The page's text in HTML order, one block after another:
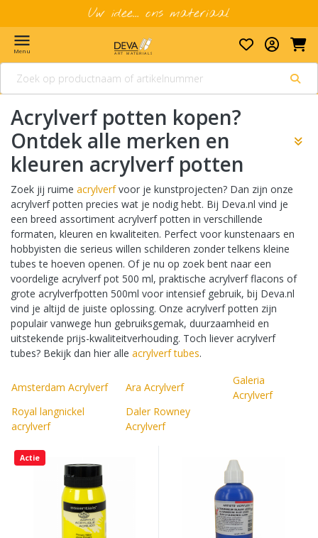
Uw idee... ons materiaal
menu
Menu
Acrylverf potten kopen?
Ontdek alle merken en
kleuren acrylverf potten
Zoek jij ruime acrylverfvoor je kunstprojecten? Dan zijn onze
acrylverf potten precies wat je nodig hebt. Bij Deva.nl vind je
een breed assortiment acrylverf potten in verschillende
formaten, kleuren en kwaliteiten. Perfect voor kunstenaars en
hobbyisten die serieus willen schilderen zonder telkens kleine
tubes te hoeven openen. Of je nu op zoek bent naar een
voordelige acrylverf pot 500 ml, praktische acrylverf flacons of
grote acrylverfpotten 500ml voor intensief gebruik, bij Deva.nl
vind je altijd de juiste oplossing. Onze acrylverf potten zijn
populair vanwege hun gebruiksgemak, duurzaamheid en
uitstekende prijs-kwaliteitverhouding. Toch liever acrylverf
tubes? Bekijk dan hier alle acrylverf tubes.
Amsterdam Acrylverf Ara Acrylverf
Galeria
Acrylverf
Royal langnickel
acrylverf
Daler Rowney
Acrylverf
Actie